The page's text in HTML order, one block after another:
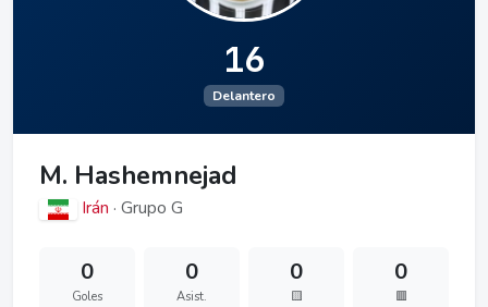
16
Delantero
M. Hashemnejad
Irán · Grupo G
0
Goles
0
Asist.
0
🟨
0
🟥